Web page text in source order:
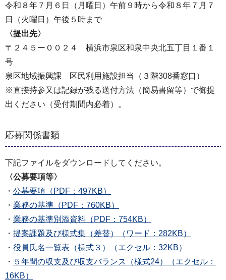
令和８年７月６日（月曜日）午前９時から令和８年７月７
日（火曜日）午後５時まで
〈提出先〉
〒２４５ー００２４ 横浜市泉区和泉中央北五丁目１番１
号
泉区地域振興課 区民利用施設担当（３階308番窓口）
※直接持参又は記録が残る送付方法（簡易書留等）で御提
出ください（受付期間内必着）。
応募関係書類
下記ファイルをダウンロードしてください。
〈公募要項等〉
・ 公募要項（PDF：497KB）
・ 業務の基準（PDF：760KB）
・ 業務の基準別添資料（PDF：754KB）
・ 提案課題及び様式集（差替）（ワード：282KB）
・ 役員氏名一覧表（様式３）（エクセル：32KB）
・ ５年間の収支及び収支バランス（様式24）（エクセル：
16KB）